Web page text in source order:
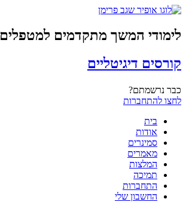
לימודי המשך מתקדמים למטפלים
קורסים דיגיטליים
כבר נרשמתם?
לחצו להתחברות
בית
אודות
סמינרים
מאמרים
המלצות
תמיכה
התחברות
החשבון שלי